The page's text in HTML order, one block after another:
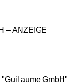
– ANZEIGE
GmbH"